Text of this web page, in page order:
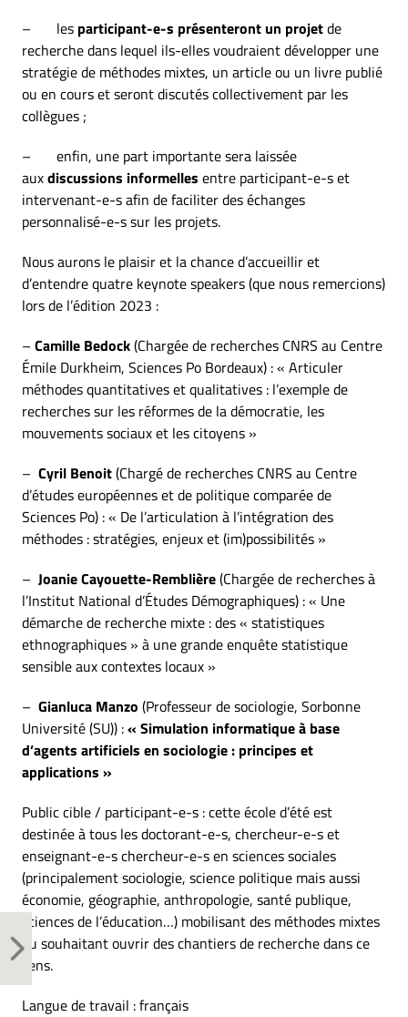
– les participant-e-s présenteront un projetde
recherche dans lequel ils-elles voudraient développer une
stratégie de méthodes mixtes, un article ou un livre publié
ou en cours et seront discutés collectivement par les
collègues ;
– enfin, une part importante sera laissée
auxdiscussions informelles entre participant-e-s et
intervenant-e-s afin de faciliter des échanges
personnalisé-e-s sur les projets.
Nous aurons le plaisir et la chance d’accueillir et
d’entendre quatre keynote speakers (que nous remercions)
lors de l’édition 2023 :
– Camille Bedock(Chargée de recherches CNRS au Centre
Émile Durkheim, Sciences Po Bordeaux) : « Articuler
méthodes quantitatives et qualitatives : l’exemple de
recherches sur les réformes de la démocratie, les
mouvements sociaux et les citoyens »
– Cyril Benoit(Chargé de recherches CNRS au Centre
d’études européennes et de politique comparée de
Sciences Po) : « De l’articulation à l’intégration des
méthodes : stratégies, enjeux et (im)possibilités »
– Joanie Cayouette-Remblière(Chargée de recherches à
l’Institut National d’Études Démographiques) : « Une
démarche de recherche mixte : des « statistiques
ethnographiques » à une grande enquête statistique
sensible aux contextes locaux »
– Gianluca Manzo (Professeur de sociologie, Sorbonne
Université (SU)) :« Simulation informatique à base
d’agents artificiels en sociologie : principes et
applications »
Public cible / participant-e-s : cette école d’été est
destinée à tous les doctorant-e-s, chercheur-e-s et
enseignant-e-s chercheur-e-s en sciences sociales
(principalement sociologie, science politique mais aussi
économie, géographie, anthropologie, santé publique,
sciences de l’éducation…) mobilisant des méthodes mixtes
ou souhaitant ouvrir des chantiers de recherche dans ce
sens.
Langue de travail : français